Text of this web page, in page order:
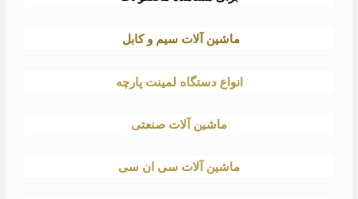
ماشین آلات سیم و کابل
انواع دستگاه لمینت پارچه
ماشین آلات صنعتی
ماشین آلات سی ان سی